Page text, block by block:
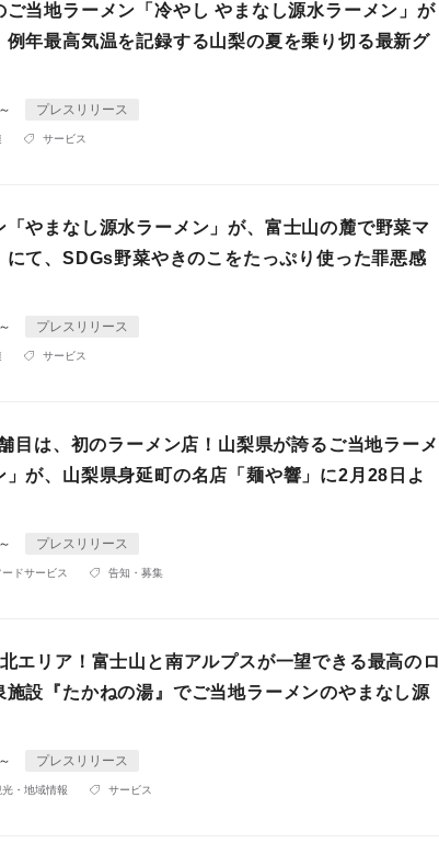
当地ラーメン「冷やし やまなし源水ラーメン」が
年最高気温を記録する山梨の夏を乗り切る最新グ
プレスリリース
サービス
やまなし源水ラーメン」が、富士山の麓で野菜マ
にて、SDGs野菜やきのこをたっぷり使った罪悪感
プレスリリース
サービス
目は、初のラーメン店！山梨県が誇るご当地ラーメ
が、山梨県身延町の名店「麺や響」に2月28日よ
プレスリリース
ドサービス 告知・募集
エリア！富士山と南アルプスが一望できる最高のロ
設『たかねの湯』でご当地ラーメンのやまなし源
プレスリリース
・地域情報 サービス